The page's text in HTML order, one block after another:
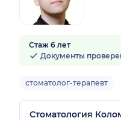
Стаж 6 лет
Документы
стоматолог-терапевт
Стоматология